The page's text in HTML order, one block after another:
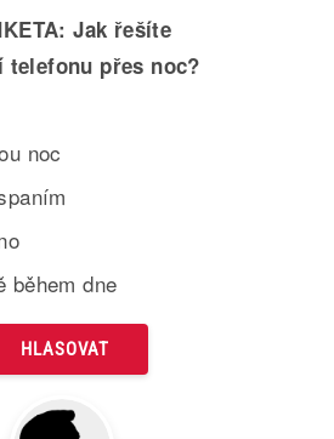
Jak řešíte
telefonu přes noc?
noc
během dne